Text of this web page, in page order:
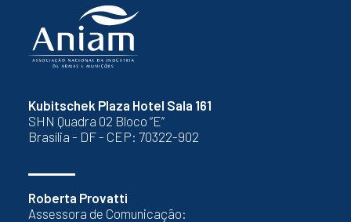
Kubitschek Plaza Hotel Sala 161
SHN Quadra 02 Bloco “E”
Brasília - DF - CEP: 70322-902
Roberta Provatti
Assessora de Comunicação: